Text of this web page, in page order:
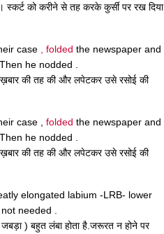
स्कर्ट को करीने से तह करके कुर्सी पर रख दिया
case , folded the newspaper and
he nodded .
की तह की और लपेटकर उसे रसोई की
case , folded the newspaper and
he nodded .
की तह की और लपेटकर उसे रसोई की
elongated labium -LRB- lower
needed .
जबड़ा ) बहुत लंबा होता है.जरूरत न होने पर